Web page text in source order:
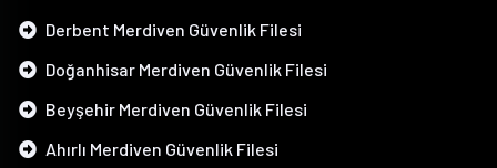
Derbent Merdiven Güvenlik Filesi
Doğanhisar Merdiven Güvenlik Filesi
Beyşehir Merdiven Güvenlik Filesi
Ahırlı Merdiven Güvenlik Filesi